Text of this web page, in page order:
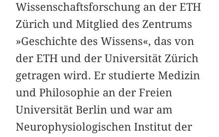
Wissenschaftsforschung an der ETH
Zürich und Mitglied des Zentrums
»Geschichte des Wissens«, das von
der ETH und der Universität Zürich
getragen wird. Er studierte Medizin
und Philosophie an der Freien
Universität Berlin und war am
Neurophysiologischen Institut der